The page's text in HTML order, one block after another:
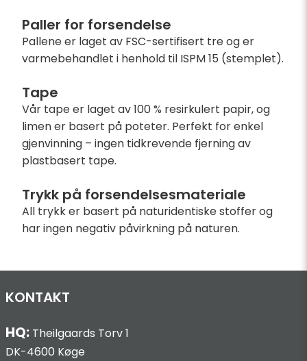
Paller for forsendelse
Pallene er laget av FSC-sertifisert tre og er
varmebehandlet i henhold til ISPM 15 (stemplet).
Tape
Vår tape er laget av 100 % resirkulert papir, og
limen er basert på poteter. Perfekt for enkel
gjenvinning – ingen tidkrevende fjerning av
plastbasert tape.
Trykk på forsendelsesmateriale
All trykk er basert på naturidentiske stoffer og
har ingen negativ påvirkning på naturen.
KONTAKT
HQ: Theilgaards Torv 1
DK-4600 Køge